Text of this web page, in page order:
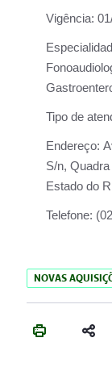
Vigência:
Tipo de
Endereço:
S/n,
Estado do
Telefone:
NOVAS